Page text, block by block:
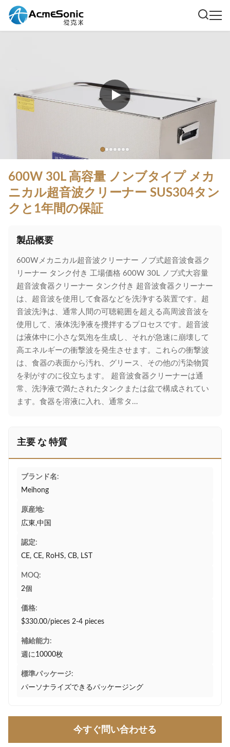
600W 30L 高容量 ノンブタイプ メカ
ニカル超音波クリーナー SUS304タン
クと1年間の保証
製品概要
600Wメカニカル超音波クリーナー ノブ式超音波食器ク
リーナー タンク付き 工場価格 600W 30L ノブ式大容量
超音波食器クリーナー タンク付き 超音波食器クリーナー
は、超音波を使用して食器などを洗浄する装置です。超
音波洗浄は、通常人間の可聴範囲を超える高周波音波を
使用して、液体洗浄液を攪拌するプロセスです。超音波
は液体中に小さな気泡を生成し、それが急速に崩壊して
高エネルギーの衝撃波を発生させます。これらの衝撃波
は、食器の表面から汚れ、グリース、その他の汚染物質
を剥がすのに役立ちます。 超音波食器クリーナーは通
常、洗浄液で満たされたタンクまたは盆で構成されてい
ます。食器を溶液に入れ、通常タ...
主要 な 特質
ブランド名:
Meihong
原産地:
広東,中国
認定:
CE, CE, RoHS, CB, LST
MOQ:
2個
価格:
$330.00/pieces 2-4 pieces
補給能力:
週に10000枚
標準パッケージ:
パーソナライズできるパッケージング
今すぐ問い合わせる